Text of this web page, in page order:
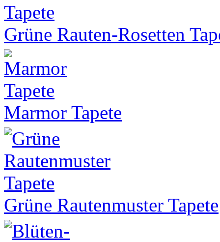
Grüne Rauten-Rosetten
Marmor Tapete
Grüne Rautenmuster Tapete